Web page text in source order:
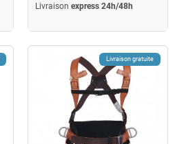
Livraison express 24h/48h
Livraison gratuite